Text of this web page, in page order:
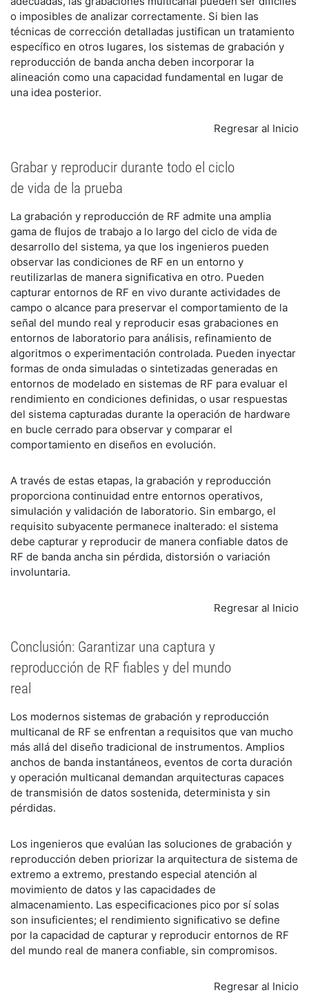
o imposibles de analizar correctamente. Si bien las
técnicas de corrección detalladas justifican un tratamiento
específico en otros lugares, los sistemas de grabación y
reproducción de banda ancha deben incorporar la
alineación como una capacidad fundamental en lugar de
una idea posterior.
Regresar al Inicio
Grabar y reproducir durante todo el ciclo
de vida de la prueba
La grabación y reproducción de RF admite una amplia
gama de flujos de trabajo a lo largo del ciclo de vida de
desarrollo del sistema, ya que los ingenieros pueden
observar las condiciones de RF en un entorno y
reutilizarlas de manera significativa en otro. Pueden
capturar entornos de RF en vivo durante actividades de
campo o alcance para preservar el comportamiento de la
señal del mundo real y reproducir esas grabaciones en
entornos de laboratorio para análisis, refinamiento de
algoritmos o experimentación controlada. Pueden inyectar
formas de onda simuladas o sintetizadas generadas en
entornos de modelado en sistemas de RF para evaluar el
rendimiento en condiciones definidas, o usar respuestas
del sistema capturadas durante la operación de hardware
en bucle cerrado para observar y comparar el
comportamiento en diseños en evolución.
A través de estas etapas, la grabación y reproducción
proporciona continuidad entre entornos operativos,
simulación y validación de laboratorio. Sin embargo, el
requisito subyacente permanece inalterado: el sistema
debe capturar y reproducir de manera confiable datos de
RF de banda ancha sin pérdida, distorsión o variación
involuntaria.
Regresar al Inicio
Conclusión: Garantizar una captura y
reproducción de RF fiables y del mundo
real
Los modernos sistemas de grabación y reproducción
multicanal de RF se enfrentan a requisitos que van mucho
más allá del diseño tradicional de instrumentos. Amplios
anchos de banda instantáneos, eventos de corta duración
y operación multicanal demandan arquitecturas capaces
de transmisión de datos sostenida, determinista y sin
pérdidas.
Los ingenieros que evalúan las soluciones de grabación y
reproducción deben priorizar la arquitectura de sistema de
extremo a extremo, prestando especial atención al
movimiento de datos y las capacidades de
almacenamiento. Las especificaciones pico por sí solas
son insuficientes; el rendimiento significativo se define
por la capacidad de capturar y reproducir entornos de RF
del mundo real de manera confiable, sin compromisos.
Regresar al Inicio